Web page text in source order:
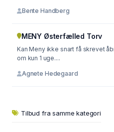
Bente Handberg
MENY Østerfælled Torv
Kan Meny ikke snart få skrevet
om kun 1 uge....
Agnete Hedegaard
Tilbud fra samme kategori